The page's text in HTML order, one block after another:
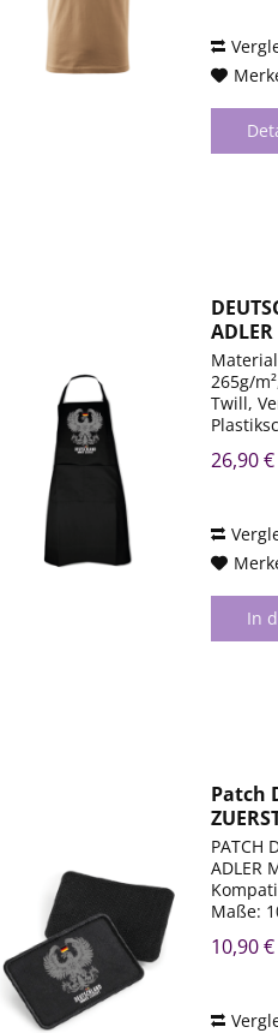
265g/
Twill,
100,
26,90
In
Patch
PATCH
ADLER
Maße:
nicht
10,90